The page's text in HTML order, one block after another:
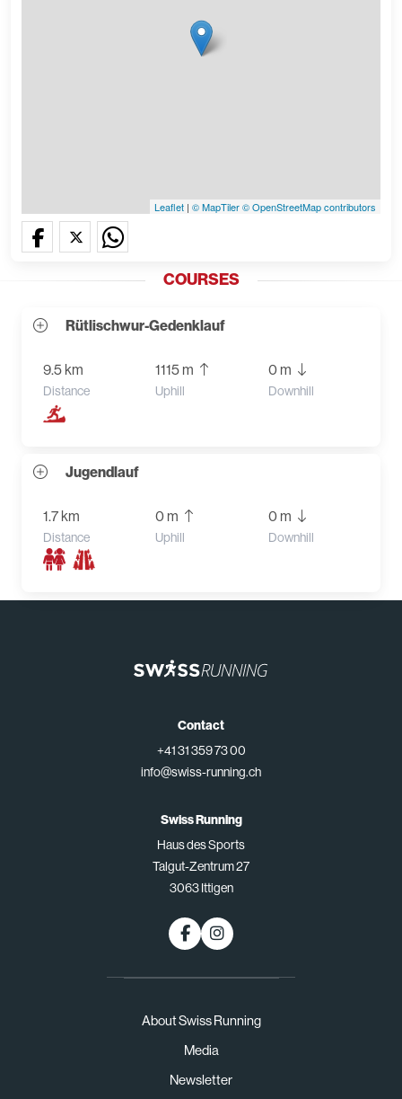
Leaflet | © MapTiler© OpenStreetMap contributors
COURSES
Rütlischwur-Gedenklauf
9.5 km
Distance
1115 m
Uphill
0 m
Downhill
Jugendlauf
1.7 km
Distance
0 m
Uphill
0 m
Downhill
About Swiss Running
Media
Newsletter
Contact
+41 31 359 73 00
info@swiss-running.ch
Swiss Running
Haus des Sports
Talgut-Zentrum 27
3063 Ittigen